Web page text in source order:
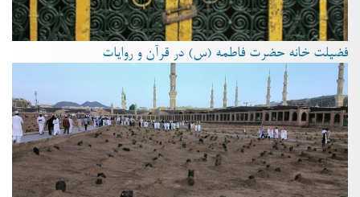
فضیلت خانه حضرت فاطمه (س) در قرآن و روایات